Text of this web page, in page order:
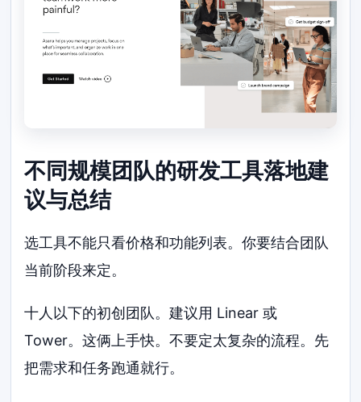
不同规模团队的研发工具落地建
议与总结
选工具不能只看价格和功能列表。你要结合团队
当前阶段来定。
十人以下的初创团队。建议用 Linear 或
Tower。这俩上手快。不要定太复杂的流程。先
把需求和任务跑通就行。